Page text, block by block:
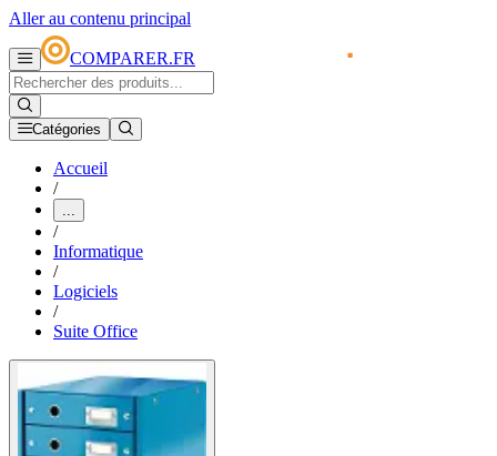
Aller au contenu principal
COMPARER.FR
Catégories
Accueil
/
...
/
Informatique
/
Logiciels
/
Suite Office